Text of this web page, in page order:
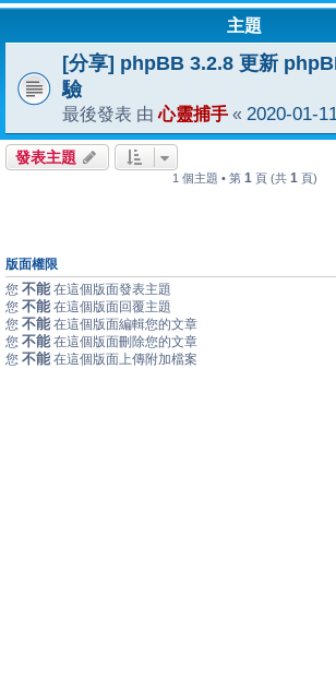
主題
[分享] phpBB 3.2.8 更新
驗
最後發表 由心靈捕手 « 2020-01-
發表主題
1 個主題 • 第 1 頁 (共 1 頁)
版面權限
您 不能 在這個版面發表主題
您 不能 在這個版面回覆主題
您 不能 在這個版面編輯您的文章
您 不能 在這個版面刪除您的文章
您 不能 在這個版面上傳附加檔案